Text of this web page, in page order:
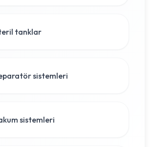
tanklar
sistemleri
sistemleri